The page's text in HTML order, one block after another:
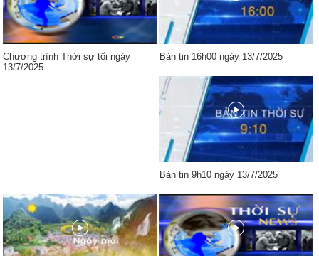
Chương trình Thời sự tối ngày
13/7/2025
Bản tin 16h00 ngày 13/7/2025
Bản tin 9h10 ngày 13/7/2025